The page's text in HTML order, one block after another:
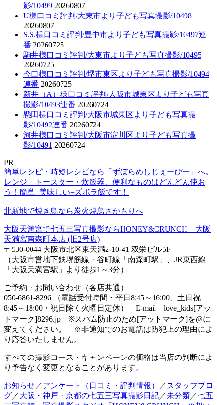
影/10499 20260807
U様口コミ評判/大東市より子ども写真撮影/10498
20260807
S.S.様口コミ評判/豊中市より子ども写真撮影/10497連
番 20260725
駒井様口コミ評判/大東市より子ども写真撮影/10495
20260725
今口様口コミ評判/堺市東区より子ども写真撮影/10494
連番 20260725
新井（A）様口コミ評判/大阪市城東区より子ども写真
撮影/10493連番 20260724
懸田様口コミ評判/大阪市城東区より子ども写真撮
影/10492連番 20260724
河井様口コミ評判/大阪市淀川区より子ども写真撮
影/10491 20260724
PR
簡単レシピ・時短レシピなら「ずぼらめしじぇーぴー」へ。
レンジ・トースター・炊飯器、便利なものはどんどん使お
う！簡単+美味しい=ズボラ飯です！
北新地で焼き鳥なら炭火焼鳥さかもりへ
大阪天満宮で七五三写真撮影ならHONEY&CRUNCH 大阪
天満宮南森町本店 (旧2号店)
〒530-0044 大阪市北区東天満2-10-41 双栄ビル5F
（大阪市営地下鉄堺筋線・谷町線「南森町駅」、JR東西線
「大阪天満宮駅」より徒歩1～3分）
ご予約・お問い合わせ（各店共通）
050-6861-8296 （電話受付時間・平日8:45～16:00、土日祝
8:45～18:00・祝日除く火曜日定休） E-mail love_kids[アッ
トマーク]8296.jp ※スパム防止のため[アットマーク]を@に
変えてください。 ※非通知でのお電話は防犯上の理由によ
り応答いたしません。
すべての撮影コース・キャンペーンの価格は当店の判断によ
り予告なく変更となることがあります。
お知らせ／アンケート（口コミ・評判情報） ／ スタッフブロ
グ／大阪・神戸・京都の七五三写真撮影日記／未分類／七五